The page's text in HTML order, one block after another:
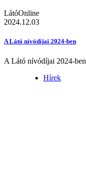
LátóOnline
2024.12.03
A Látó nívódíjai 2024-ben
A Látó nívódíjai 2024-ben
Hírek